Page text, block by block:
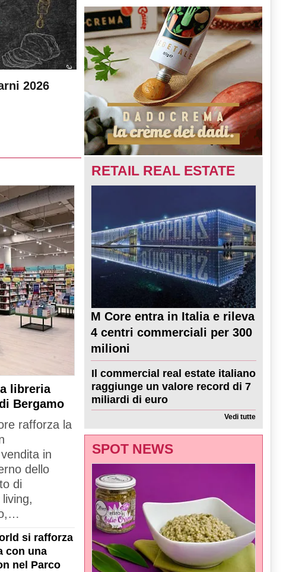
2026
libreria
Bergamo
rafforza la
in
dello
di
si rafforza
con una
nel Parco
RETAIL REAL ESTATE
M Core entra in Italia e rileva
4 centri commerciali per 300
milioni
Il commercial real estate italiano
raggiunge un valore record di 7
miliardi di euro
Vedi tutte
SPOT NEWS